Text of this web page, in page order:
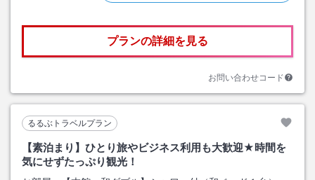
プランの詳細を見る
お問い合わせコード
るるぶトラベルプラン
【素泊まり】ひとり旅やビジネス利用も大歓迎★時間を
気にせずたっぷり観光！